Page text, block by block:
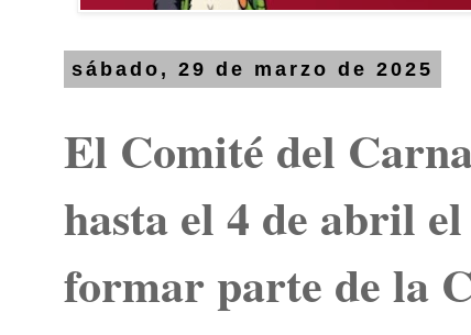
sábado, 29 de marzo de 2025
El Comité del
hasta el 4 de abril
formar parte de la